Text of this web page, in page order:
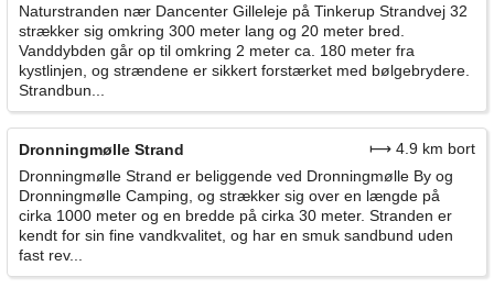
Naturstranden nær Dancenter Gilleleje på Tinkerup Strandvej 32
strækker sig omkring 300 meter lang og 20 meter bred.
Vanddybden går op til omkring 2 meter ca. 180 meter fra
kystlinjen, og strændene er sikkert forstærket med bølgebrydere.
Strandbun...
Dronningmølle Strand
⟼ 4.9 km bort
Dronningmølle Strand er beliggende ved Dronningmølle By og
Dronningmølle Camping, og strækker sig over en længde på
cirka 1000 meter og en bredde på cirka 30 meter. Stranden er
kendt for sin fine vandkvalitet, og har en smuk sandbund uden
fast rev...